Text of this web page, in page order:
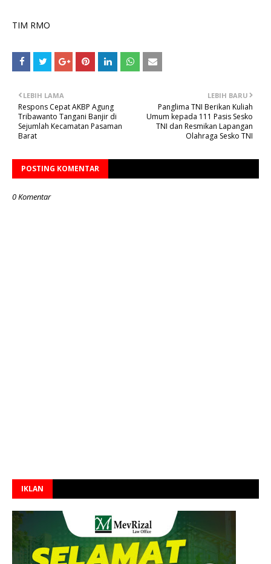
TIM RMO
LEBIH BARU
Panglima TNI Berikan Kuliah
Umum kepada 111 Pasis Sesko
TNI dan Resmikan Lapangan
Olahraga Sesko TNI
LEBIH LAMA
Respons Cepat AKBP Agung
Tribawanto Tangani Banjir di
Sejumlah Kecamatan Pasaman
Barat
POSTING KOMENTAR
0 Komentar
IKLAN